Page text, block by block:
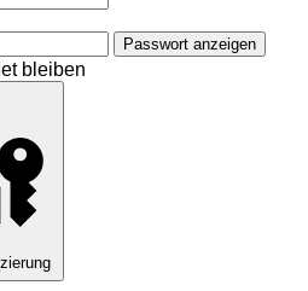
Passwort anzeigen
bleiben